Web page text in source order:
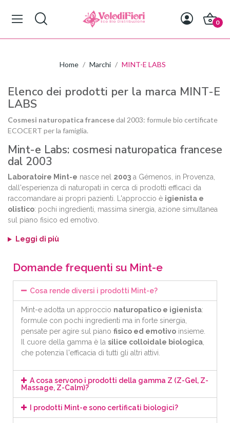
0
Home Marchi MINT-E LABS
Elenco dei prodotti per la marca MINT-E
LABS
Cosmesi naturopatica francesedal 2003: formule bio certificate
ECOCERT per la famiglia.
Mint-e Labs: cosmesi naturopatica francese
dal 2003
Laboratoire Mint-e nasce nel 2003 a Gémenos, in Provenza,
dall'esperienza di naturopati in cerca di prodotti efficaci da
raccomandare ai propri pazienti. L'approccio è igienista e
olistico: pochi ingredienti, massima sinergia, azione simultanea
sul piano fisico ed emotivo.
Leggi di più
Domande frequenti su Mint-e
Cosa rende diversi i prodotti Mint-e?
Mint-e adotta un approccio naturopatico e igienista:
formule con pochi ingredienti ma in forte sinergia,
pensate per agire sul piano fisico ed emotivo insieme.
Il cuore della gamma è la silice colloidale biologica,
che potenzia l'efficacia di tutti gli altri attivi.
A cosa servono i prodotti della gamma Z (Z-Gel, Z-
Massage, Z-Calm)?
I prodotti Mint-e sono certificati biologici?